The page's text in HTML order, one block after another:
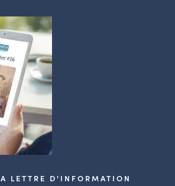
LETTRE D'INFORMATION